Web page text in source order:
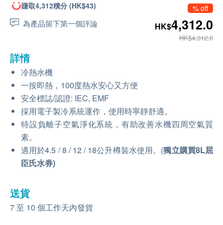
賺取4,312積分 (HK$43)
為產品留下第一個評論
% off
HK$4,312.0
HK$4,312.0
詳情
冷熱水機
一按即熱，100度熱水安心又方便
安全標誌/認證: IEC, EMF
採用電子製冷系統運作，使用時寧靜舒適。
特設負離子空氣淨化系統，有助改善水機四周空氣質
素。
適用於4.5 / 8 / 12 / 18公升樽裝水使用。(獨立購買8L屈
臣氏水券)
送貨
7 至 10 個工作天內發貨